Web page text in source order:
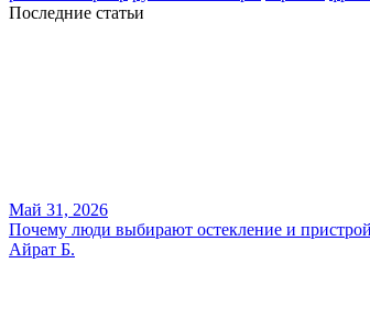
Последние статьи
Май 31, 2026
Почему люди выбирают остекление и
Айрат Б.